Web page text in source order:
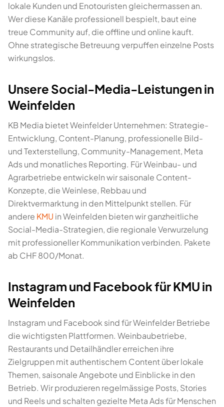
lokale Kunden und Enotouristen gleichermassen an.
Wer diese Kanäle professionell bespielt, baut eine
treue Community auf, die offline und online kauft.
Ohne strategische Betreuung verpuffen einzelne Posts
wirkungslos.
Unsere Social-Media-Leistungen in
Weinfelden
KB Media bietet Weinfelder Unternehmen: Strategie-
Entwicklung, Content-Planung, professionelle Bild-
und Texterstellung, Community-Management, Meta
Ads und monatliches Reporting. Für Weinbau- und
Agrarbetriebe entwickeln wir saisonale Content-
Konzepte, die Weinlese, Rebbau und
Direktvermarktung in den Mittelpunkt stellen. Für
andere KMU in Weinfelden bieten wir ganzheitliche
Social-Media-Strategien, die regionale Verwurzelung
mit professioneller Kommunikation verbinden. Pakete
ab CHF 800/Monat.
Instagram und Facebook für KMU in
Weinfelden
Instagram und Facebook sind für Weinfelder Betriebe
die wichtigsten Plattformen. Weinbaubetriebe,
Restaurants und Detailhändler erreichen ihre
Zielgruppen mit authentischem Content über lokale
Themen, saisonale Angebote und Einblicke in den
Betrieb. Wir produzieren regelmässige Posts, Stories
und Reels und schalten gezielte Meta Ads für Menschen